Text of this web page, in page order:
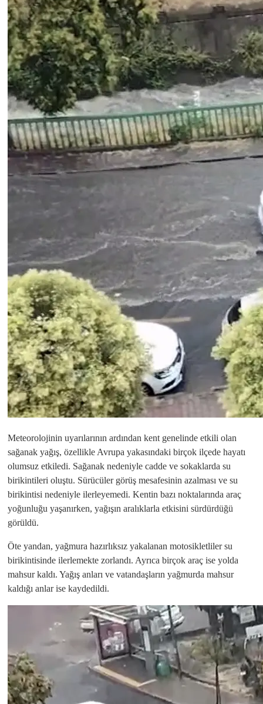
Meteorolojinin uyarılarının ardından kent genelinde etkili olan
sağanak yağış, özellikle Avrupa yakasındaki birçok ilçede hayatı
olumsuz etkiledi. Sağanak nedeniyle cadde ve sokaklarda su
birikintileri oluştu. Sürücüler görüş mesafesinin azalması ve su
birikintisi nedeniyle ilerleyemedi. Kentin bazı noktalarında araç
yoğunluğu yaşanırken, yağışın aralıklarla etkisini sürdürdüğü
görüldü.
Öte yandan, yağmura hazırlıksız yakalanan motosikletliler su
birikintisinde ilerlemekte zorlandı. Ayrıca birçok araç ise yolda
mahsur kaldı. Yağış anları ve vatandaşların yağmurda mahsur
kaldığı anlar ise kaydedildi.